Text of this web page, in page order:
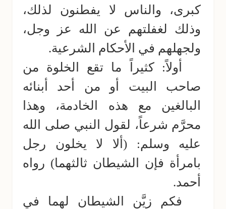
كبرى، والناس لا يفطنون لذلك،
وذلك لغفلتهم عن الله عز وجل،
ولجهلهم في الأحكام الشرعية.
أولاً: كثيراً ما تقع الخلوة من
صاحب البيت أو من أحد أبنائه
البالغين مع هذه الخادمة، وهذا
محرَّم شرعاً، لقول النبي صلى الله
عليه وسلم: (ألا لا يخلون رجل
بامرأة فإن الشيطان ثالثهما) رواه
أحمد.
فكم زيَّن الشيطان لهما في